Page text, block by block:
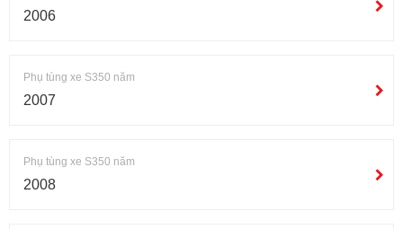
2006
Phụ tùng xe S350 năm
2007
Phụ tùng xe S350 năm
2008